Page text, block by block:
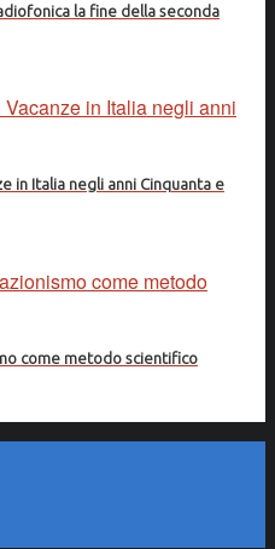
la fine della seconda
in Italia negli anni Cinquanta e
come metodo scientifico